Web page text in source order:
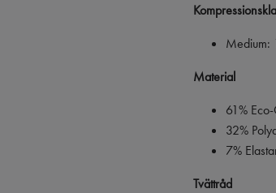
Medium:
Material
61%
32%
7%
Tvättråd